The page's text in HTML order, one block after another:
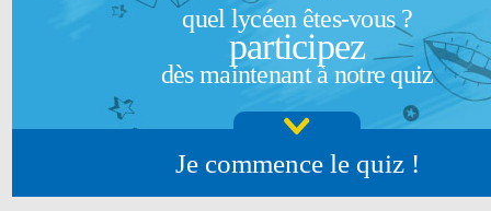
quel lycéen êtes-vous ?
participez
dès maintenant à notre quiz
Je commence le quiz !